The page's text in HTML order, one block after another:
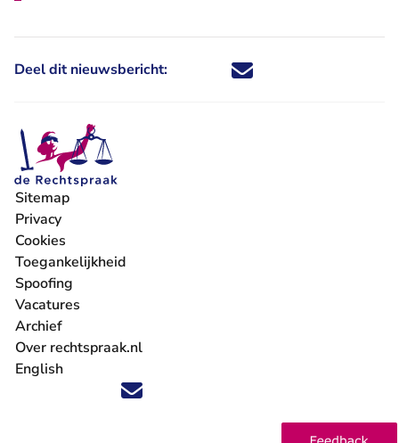
Deel dit nieuwsbericht: Deel dit nieuwsbericht via X -
Deel dit nieuwsbericht via
Deel dit nieuwsbericht
Deel dit
Volg ons op X (Twitter) - U verlaat Rechtspraak.nl
Volg ons op Facebook - U verlaat Rechtspraak.nl
Volg ons op Instagram - U verlaat Rechtspraak.nl
Volg ons op Youtube - U verlaat Rechtspraak.nl
Volg ons op LinkedIn - U verlaat
'Blijf op de hoogte' nieuwsbrief - U verlaat
Sitemap
Privacy
Cookies
Toegankelijkheid
Spoofing
Vacatures
- U verlaat Rechtspraak.nl
Archief
Over rechtspraak.nl
English